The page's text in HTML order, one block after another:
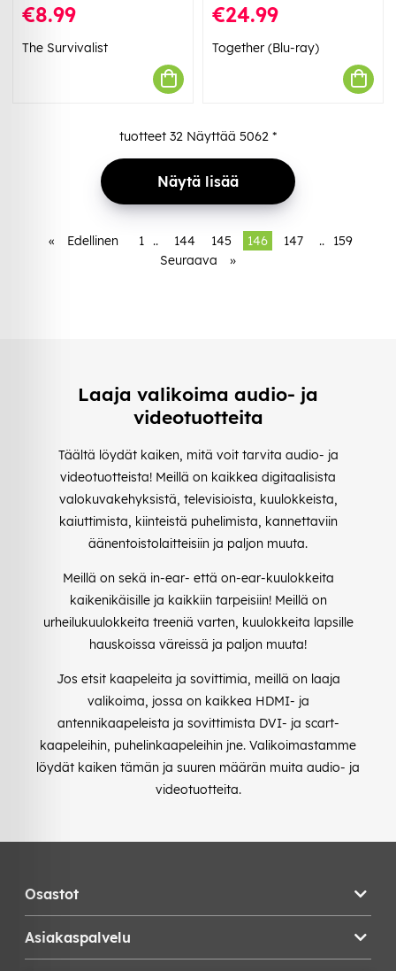
€8.99
The Survivalist
€24.99
Together (Blu-ray)
tuotteet 32 Näyttää 5062 *
Näytä lisää
« Edellinen 1 .. 144 145 146 147 ..
159
Seuraava
»
Laaja valikoima audio- ja
videotuotteita
Täältä löydät kaiken, mitä voit tarvita audio- ja
videotuotteista! Meillä on kaikkea digitaalisista
valokuvakehyksistä, televisioista, kuulokkeista,
kaiuttimista, kiinteistä puhelimista, kannettaviin
äänentoistolaitteisiin ja paljon muuta.
Meillä on sekä in-ear- että on-ear-kuulokkeita
kaikenikäisille ja kaikkiin tarpeisiin! Meillä on
urheilukuulokkeita treeniä varten, kuulokkeita lapsille
hauskoissa väreissä ja paljon muuta!
Jos etsit kaapeleita ja sovittimia, meillä on laaja
valikoima, jossa on kaikkea HDMI- ja
antennikaapeleista ja sovittimista DVI- ja scart-
kaapeleihin, puhelinkaapeleihin jne. Valikoimastamme
löydät kaiken tämän ja suuren määrän muita audio- ja
videotuotteita.
Osastot
Asiakaspalvelu